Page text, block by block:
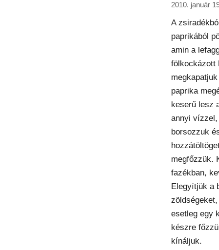
2010. január
A
paprikából
amin a
fölkockázott
paprika
keserű lesz
annyi
borsozzuk
megfőzzük.
fazékban,
Elegyítjük a
esetleg egy
készre
kínáljuk.